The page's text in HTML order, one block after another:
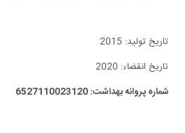
تاریخ تولید: 2015
تاریخ انقضاء: 2020
شماره پروانه بهداشت: 6527110023120